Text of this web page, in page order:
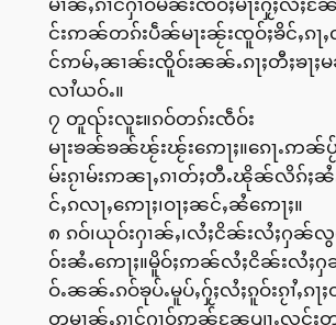
မၢၼ်ႇၵၢင်ႁၢဝ်မၼ်းၸဝ်ႈမႃးႁႂ်ႈလႆႈၼ
င်းဢၼ်တၵ်းပဵၼ်မႃးၼႂ်းၸူဝ်ႈၶိင်ႇၵႃ
င်ဢမ်ႇၼၢၼ်းၸိူဝ်းၼၼ်ႉၵႃႈတီႈၶႃႈ
လၢႆယဝ်ႉ။
၇ တူၺ်းလူႊ။ၵဝ်တၵ်းၸဵဝ်း
မႃးၶၼ်ၶၼ်ၽႂ်းၽႂ်းဢေႃႈ။ၵေႃႉဢၼ်
မ်းၵႂၢမ်းဢၼႃႇၵၢတ်ႈတီႉၽိုၼ်လိၵ်ႈ
င်ႇၵလႃႇဢေႃႈ၊ဝႃႈၼင်ႇၼႆဢေႃႈ။
၈ ၵဝ်၊ယုဝ်းႁၢၼ်ႇ၊လႆႈငိၼ်းလႆႈႁၼ်
ဝ်းၼႆႉဢေႃႈ။မိူဝ်ႈဢၼ်လႆႈငိၼ်းလႆႈ
ဝ်ႉၼၼ်ႉၵဝ်ၶုပ်ႉမူပ်ႇႁႂ်ႈလႆႈၵူဝ်းၵႂၢႆႇၵ
တမၢၼ်ႇၵၢင်ႁၢဝ်ဢၼ်ၼႄပျႃႉလွင်ႈ